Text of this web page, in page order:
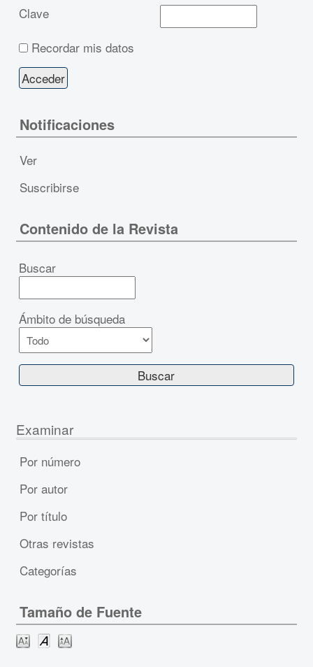
Clave
Recordar mis datos
Notificaciones
Ver
Suscribirse
Contenido de la Revista
Buscar
Ámbito de búsqueda
Examinar
Por número
Por autor
Por título
Otras revistas
Categorías
Tamaño de Fuente